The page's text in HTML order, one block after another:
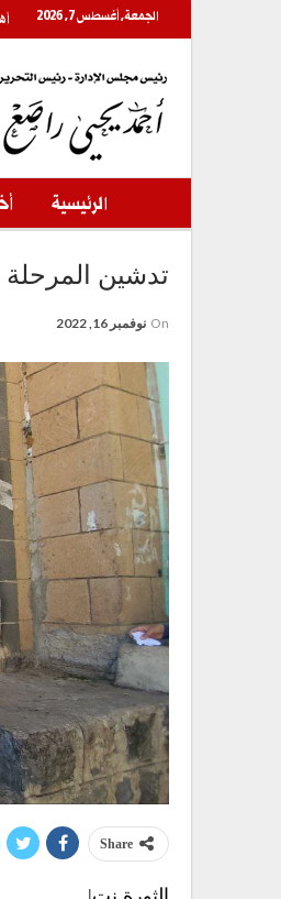
الجمعة, أغسطس 7, 2026
الرئيسية
تدشين المرحلة
On نوفمبر 16, 2022
Share